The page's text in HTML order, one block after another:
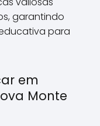
garantindo
para
em
Monte